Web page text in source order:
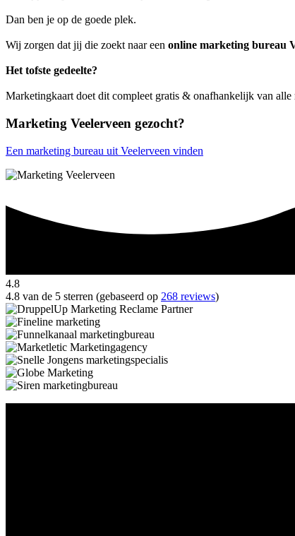
Dan ben je op de goede plek.
Wij zorgen dat jij die zoekt naar een online marketing bureau
Het tofste gedeelte?
Marketingkaart doet dit compleet gratis & onafhankelijk van
Marketing Veelerveen gezocht?
Een marketing bureau uit Veelerveen vinden
4.8
4.8 van de 5 sterren (gebaseerd op 268 reviews)